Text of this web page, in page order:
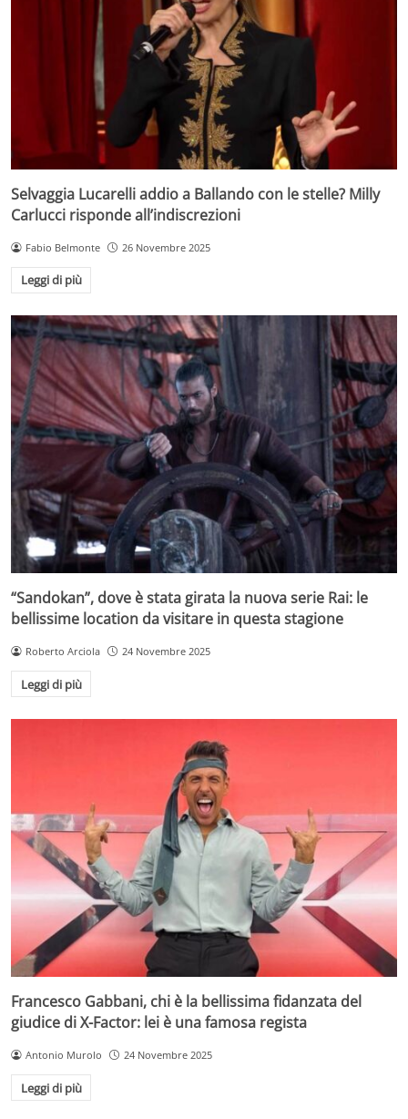
Selvaggia Lucarelli addio a Ballando con le stelle? Milly
Carlucci risponde all’indiscrezioni
Fabio Belmonte 26 Novembre 2025
Leggi di più
“Sandokan”, dove è stata girata la nuova serie Rai: le
bellissime location da visitare in questa stagione
Roberto Arciola 24 Novembre 2025
Leggi di più
Francesco Gabbani, chi è la bellissima fidanzata del
giudice di X-Factor: lei è una famosa regista
Antonio Murolo 24 Novembre 2025
Leggi di più